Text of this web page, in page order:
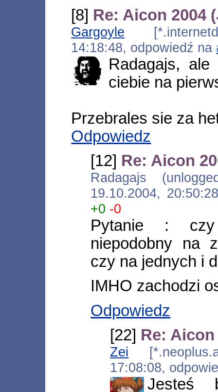
[8] Re: Aicon 2004
Gargoyle
14:18:48, odpowiedź na
Radagajs,
ciebie na
Przebrales sie za
Odpowiedz
[12] Re: Aicon
Radagajs
19.10.2004,
+0 -0
Pytanie :
niepodobny na
czy na jednych i
IMHO zachodzi
Odpowiedz
[22] Re:
Zei
17:08:08,
Jesteś